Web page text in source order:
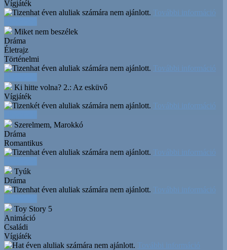
Vígjáték
További információ
Miket nem beszélek
Dráma
Életrajz
Történelmi
További információ
Ki hitte volna? 2.: Az esküvő
Vígjáték
További információ
Szerelmem, Marokkó
Dráma
Romantikus
További információ
Tyúk
Dráma
További információ
Toy Story 5
Animáció
Családi
Vígjáték
További információ